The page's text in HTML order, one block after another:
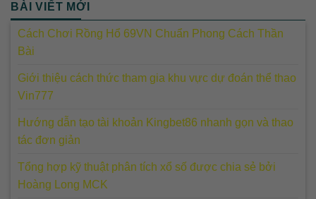
BÀI VIẾT MỚI
Cách Chơi Rồng Hổ 69VN Chuẩn Phong Cách Thần
Bài
Giới thiệu cách thức tham gia khu vực dự đoán thể thao
Vin777
Hướng dẫn tạo tài khoản Kingbet86 nhanh gọn và thao
tác đơn giản
Tổng hợp kỹ thuật phân tích xổ số được chia sẻ bởi
Hoàng Long MCK